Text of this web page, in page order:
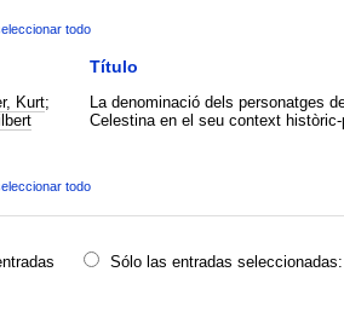
todo
Título
Kurt;
La denominació dels personatges
Celestina en el seu context
todo
Sólo las entradas seleccionadas: